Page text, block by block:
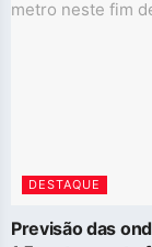
DESTAQUE
Previsão das